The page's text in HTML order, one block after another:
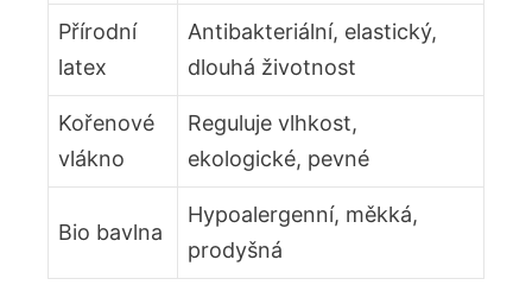
Přírodní
latex
Antibakteriální, ⁤elastický,
dlouhá životnost
Kořenové
vlákno
Reguluje vlhkost,
ekologické, pevné
Bio bavlna
Hypoalergenní, měkká,
prodyšná